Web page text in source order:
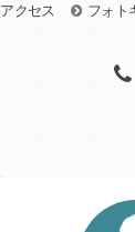
アクセス フォト